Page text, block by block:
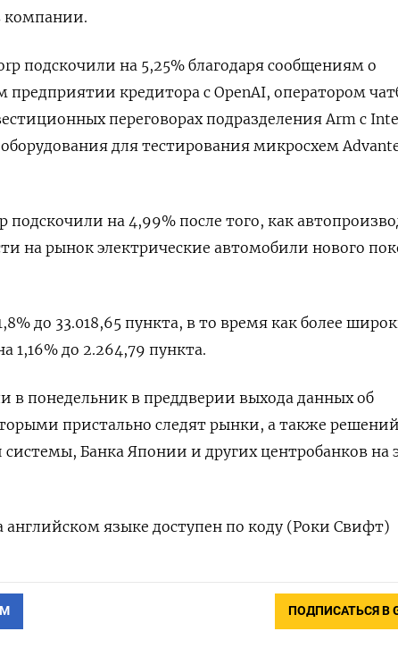
компании.
подскочили на 5,25% благодаря сообщениям о
кредитора с OpenAI, оператором
переговорах подразделения Arm с
для тестирования микросхем
на 4,99% после того, как
на рынок электрические автомобили нового
до 33.018,65 пункта, в то время как более
1,16% до 2.264,79 пункта.
в понедельник в преддверии выхода данных об
пристально следят рынки, а также решений
системы, Банка Японии и других центробанков на
языке доступен по коду (Роки Свифт)
ПОДПИСАТЬСЯ В